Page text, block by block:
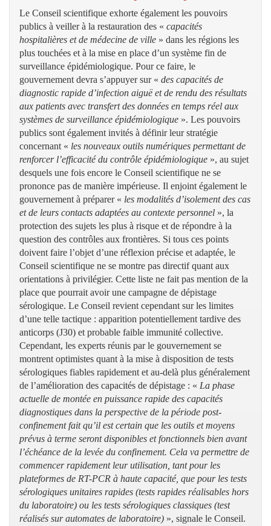
Le Conseil scientifique exhorte également les pouvoirs
publics à veiller à la restauration des « capacités
hospitalières et de médecine de ville » dans les régions les
plus touchées et à la mise en place d’un système fin de
surveillance épidémiologique. Pour ce faire, le
gouvernement devra s’appuyer sur « des capacités de
diagnostic rapide d’infection aiguë et de rendu des résultats
aux patients avec transfert des données en temps réel aux
systèmes de surveillance épidémiologique ». Les pouvoirs
publics sont également invités à définir leur stratégie
concernant « les nouveaux outils numériques permettant de
renforcer l’efficacité du contrôle épidémiologique », au sujet
desquels une fois encore le Conseil scientifique ne se
prononce pas de manière impérieuse. Il enjoint également le
gouvernement à préparer « les modalités d’isolement des cas
et de leurs contacts adaptées au contexte personnel », la
protection des sujets les plus à risque et de répondre à la
question des contrôles aux frontières. Si tous ces points
doivent faire l’objet d’une réflexion précise et adaptée, le
Conseil scientifique ne se montre pas directif quant aux
orientations à privilégier. Cette liste ne fait pas mention de la
place que pourrait avoir une campagne de dépistage
sérologique. Le Conseil revient cependant sur les limites
d’une telle tactique : apparition potentiellement tardive des
anticorps (J30) et probable faible immunité collective.
Cependant, les experts réunis par le gouvernement se
montrent optimistes quant à la mise à disposition de tests
sérologiques fiables rapidement et au-delà plus généralement
de l’amélioration des capacités de dépistage : « La phase
actuelle de montée en puissance rapide des capacités
diagnostiques dans la perspective de la période post-
confinement fait qu’il est certain que les outils et moyens
prévus à terme seront disponibles et fonctionnels bien avant
l’échéance de la levée du confinement. Cela va permettre de
commencer rapidement leur utilisation, tant pour les
plateformes de RT-PCR à haute capacité, que pour les tests
sérologiques unitaires rapides (tests rapides réalisables hors
du laboratoire) ou les tests sérologiques classiques (test
réalisés sur automates de laboratoire) », signale le Conseil.